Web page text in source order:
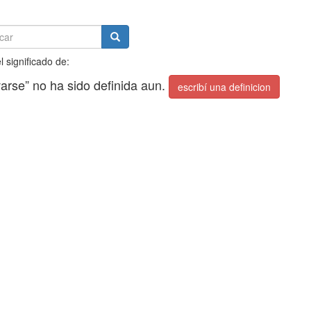
significado de:
no ha sido definida aun. escribí una definicion